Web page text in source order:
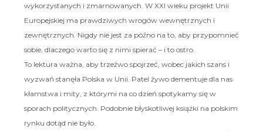
wykorzystanych i zmarnowanych. W XXI wieku projekt Unii
Europejskiej ma prawdziwych wrogów wewnętrznych i
zewnętrznych. Nigdy nie jest za późno na to, aby przypomnieć
sobie, dlaczego warto się z nimi spierać – i to ostro.
To lektura ważna, aby trzeźwo spojrzeć, wobec jakich szans i
wyzwań stanęła Polska w Unii. Patel żywo dementuje dla nas
kłamstwa i mity, z którymi na co dzień spotykamy się w
sporach politycznych. Podobnie błyskotliwej książki na polskim
rynku dotąd nie było.